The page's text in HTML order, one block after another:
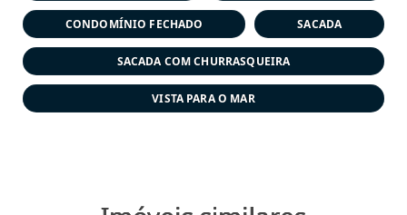
CONDOMÍNIO FECHADO SACADA
SACADA COM CHURRASQUEIRA
VISTA PARA O MAR